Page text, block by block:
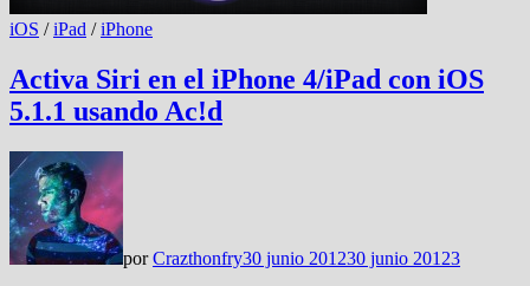
iOS /iPad /iPhone
Activa Siri en el iPhone 4/iPad con iOS
5.1.1 usando Ac!d
porCrazthonfry30 junio 201230 junio 20123